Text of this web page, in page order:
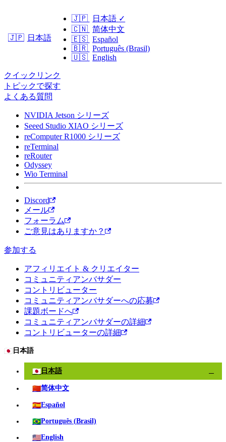
🇯🇵 日本語
🇯🇵 日本語 ✓
🇨🇳 简体中文
🇪🇸 Español
🇧🇷 Português (Brasil)
🇺🇸 English
クイックリンク
トピックで探す
よくある質問
NVIDIA Jetson シリーズ
Seeed Studio XIAO シリーズ
reComputer R1000 シリーズ
reTerminal
reRouter
Odyssey
Wio Terminal
Discord
メール
フォーラム
ご意見はありますか？
参加する
アフィリエイト & クリエイター
コミュニティアンバサダー
コントリビューター
コミュニティアンバサダーへの応募
課題ボードへ
コミュニティアンバサダーの詳細
コントリビューターの詳細
🇯🇵 日本語
🇯🇵 日本語
🇨🇳简体中文
🇪🇸Español
🇧🇷Português (Brasil)
🇺🇸English